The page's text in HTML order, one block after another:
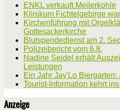
ENKL verkauft Meilerkohle
Klinikum Fichtelgebirge
Kirchenführung mit
Gottesackerkirche
Blutspendedienst am 2.
Polizeibericht vom 6.8.
Nadine Seidel erhält
Leistungen
Ein Jahr Jay'Lo
Tourist-Information kehrt
Anzeige